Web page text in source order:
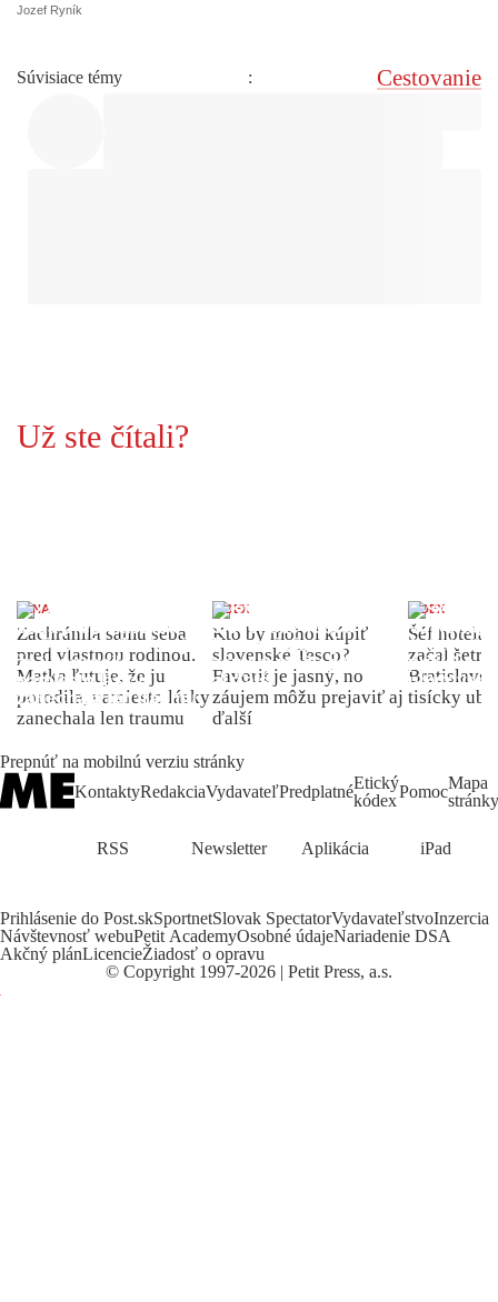
Jozef Ryník
Súvisiace témy : Cestovanie
Už ste čítali?
ŽENA
Zachránila samu seba
pred vlastnou rodinou.
Matka ľutuje, že ju
porodila, namiesto lásky
zanechala len traumu
INDEX
Kto by mohol kúpiť
slovenské Tesco?
Favorit je jasný, no
záujem môžu prejaviť aj
ďalší
INDEX
Šéf
začal
Bratislave
tisícky
Prepnúť na mobilnú verziu stránky
KontaktyRedakciaVydavateľPredplatnéEtický
kódexPomocMapa
stránky
RSS Newsletter Aplikácia iPad
Prihlásenie do Post.skSportnetSlovak SpectatorVydavateľstvoInzercia
Návštevnosť webuPetit AcademyOsobné údajeNariadenie DSA
Akčný plánLicencieŽiadosť o opravu
© Copyright 1997-2026 | Petit Press, a.s.